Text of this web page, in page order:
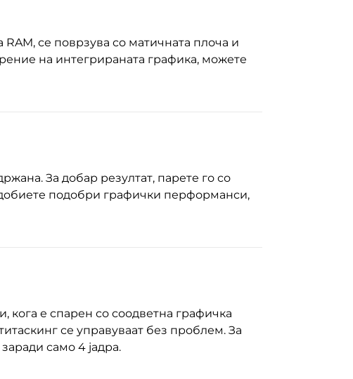
RAM, се поврзува со матичната плоча и
на интегрираната графика, можете
За добар резултат, парете го со
подобри графички перформанси,
кога е спарен со соодветна графичка
се управуваат без проблем. За
само 4 јадра.